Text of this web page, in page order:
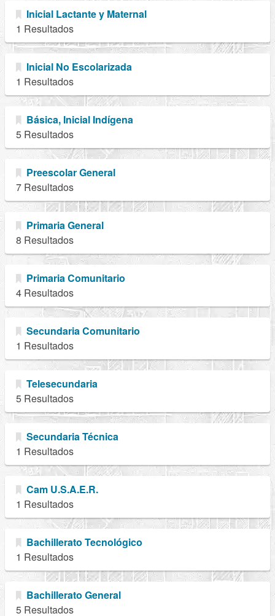
Inicial Lactante y Maternal
1 Resultados
Inicial No Escolarizada
1 Resultados
Básica, Inicial Indígena
5 Resultados
Preescolar General
7 Resultados
Primaria General
8 Resultados
Primaria Comunitario
4 Resultados
Secundaria Comunitario
1 Resultados
Telesecundaria
5 Resultados
Secundaria Técnica
1 Resultados
Cam U.S.A.E.R.
1 Resultados
Bachillerato Tecnológico
1 Resultados
Bachillerato General
5 Resultados